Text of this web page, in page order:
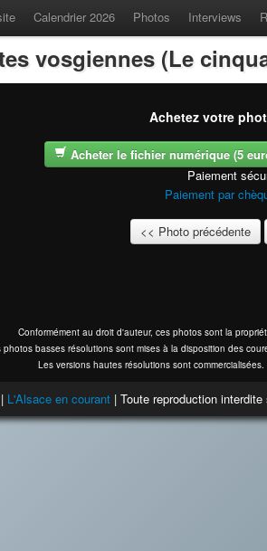
Calendrier 2026 Photos Interviews
vosgiennes (Le
Achetez votre
Acheter le fichier numérique (5
Paiement
Paiement par
<< Photo précédente
Conformément au droit d'auteur, ces photos sont la
photos basses résolutions sont mises à la disposition des
Les versions hautes résolutions sont
L'Alsace en courant | Toute reproduction